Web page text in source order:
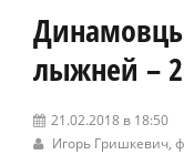
лыжней –
21.02.2018 в 18:50
Игорь Гришкевич,